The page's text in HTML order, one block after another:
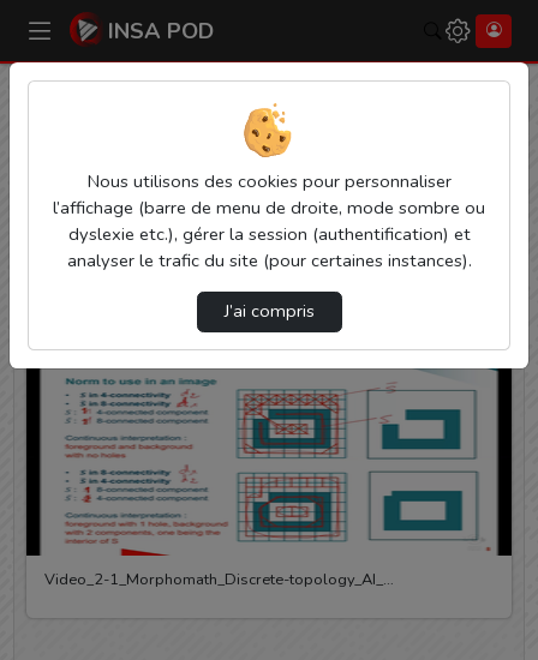
INSA POD Rechercher
20 vidéos trouvées
Audio Video Statistiques de vues
↘
Direction de tri
Video_2-1_Morphomath_Discrete-topology_AI_…
Nous utilisons des cookies pour personnaliser
l’affichage (barre de menu de droite, mode sombre ou
dyslexie etc.), gérer la session (authentification) et
analyser le trafic du site (pour certaines instances).
J’ai compris